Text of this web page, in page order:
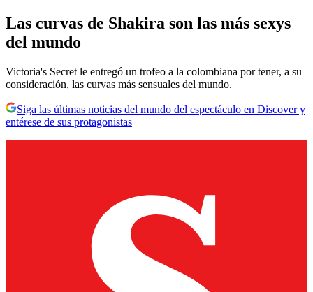
Las curvas de Shakira son las más sexys
del mundo
Victoria's Secret le entregó un trofeo a la colombiana por tener, a su
consideración, las curvas más sensuales del mundo.
Siga las últimas noticias del mundo del espectáculo en Discover y
entérese de sus protagonistas